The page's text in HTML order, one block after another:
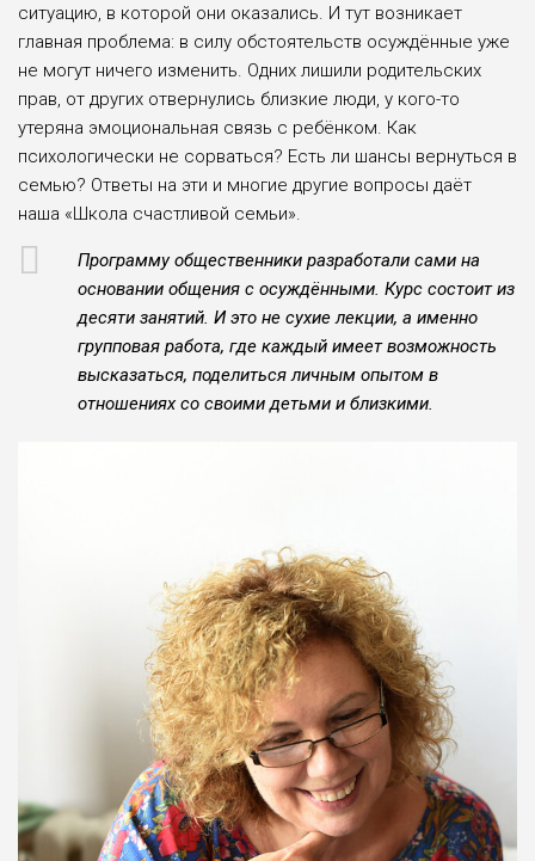
ситуацию, в которой они оказались. И тут возникает
главная проблема: в силу обстоятельств осуждённые уже
не могут ничего изменить. Одних лишили родительских
прав, от других отвернулись близкие люди, у кого-то
утеряна эмоциональная связь с ребёнком. Как
психологически не сорваться? Есть ли шансы вернуться в
семью? Ответы на эти и многие другие вопросы даёт
наша «Школа счастливой семьи».
Программу общественники разработали сами на
основании общения с осуждёнными. Курс состоит из
десяти занятий. И это не сухие лекции, а именно
групповая работа, где каждый имеет возможность
высказаться, поделиться личным опытом в
отношениях со своими детьми и близкими.